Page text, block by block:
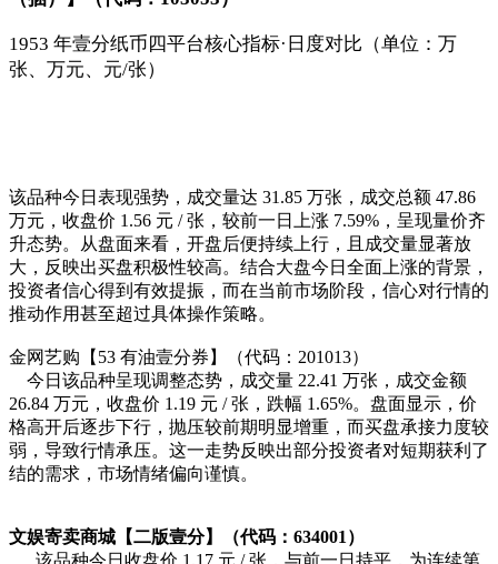
1953 年壹分纸币四平台核心指标·日度对比（单位：万
张、万元、元/张）
该品种今日表现强势，成交量达 31.85 万张，成交总额 47.86
万元，收盘价 1.56 元 / 张，较前一日上涨 7.59%，呈现量价齐
升态势。从盘面来看，开盘后便持续上行，且成交量显著放
大，反映出买盘积极性较高。结合大盘今日全面上涨的背景，
投资者信心得到有效提振，而在当前市场阶段，信心对行情的
推动作用甚至超过具体操作策略。
金网艺购【53 有油壹分券】（代码：201013）
今日该品种呈现调整态势，成交量 22.41 万张，成交金额
26.84 万元，收盘价 1.19 元 / 张，跌幅 1.65%。盘面显示，价
格高开后逐步下行，抛压较前期明显增重，而买盘承接力度较
弱，导致行情承压。这一走势反映出部分投资者对短期获利了
结的需求，市场情绪偏向谨慎。
文娱寄卖商城【二版壹分】（代码：634001）
该品种今日收盘价 1.17 元 / 张，与前一日持平，为连续第